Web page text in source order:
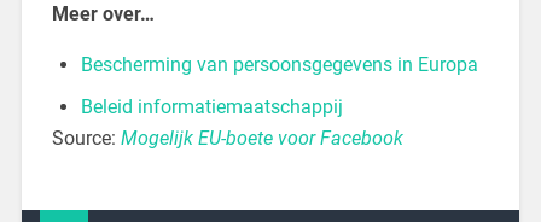
Meer over…
Bescherming van persoonsgegevens in Europa
Beleid informatiemaatschappij
Source: Mogelijk EU-boete voor Facebook